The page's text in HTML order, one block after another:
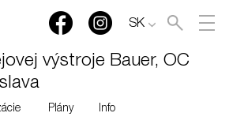
SK
výstroje Bauer, OC
Plány Info